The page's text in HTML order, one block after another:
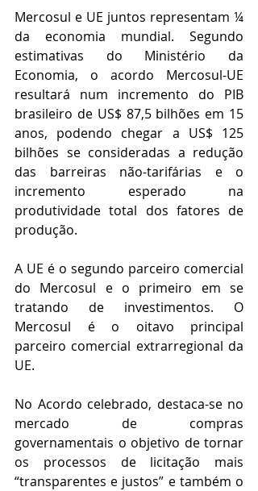
Mercosul e UE juntos representam ¼
da economia mundial. Segundo
estimativas do Ministério da
Economia, o acordo Mercosul-UE
resultará num incremento do PIB
brasileiro de US$ 87,5 bilhões em 15
anos, podendo chegar a US$ 125
bilhões se consideradas a redução
das barreiras não-tarifárias e o
incremento esperado na
produtividade total dos fatores de
produção.
A UE é o segundo parceiro comercial
do Mercosul e o primeiro em se
tratando de investimentos. O
Mercosul é o oitavo principal
parceiro comercial extrarregional da
UE.
No Acordo celebrado, destaca-se no
mercado de compras
governamentais o objetivo de tornar
os processos de licitação mais
“transparentes e justos” e também o